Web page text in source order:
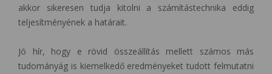
akkor sikeresen tudja kitolni a számítástechnika eddig
teljesítményének a határait.
Jó hír, hogy e rövid összeállítás mellett számos más
tudományág is kiemelkedő eredményeket tudott felmutatni